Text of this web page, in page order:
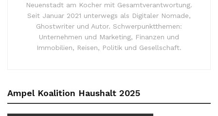
Neuenstadt am Kocher mit Gesamtverantwortung.
Seit Januar 2021 unterwegs als Digitaler Nomade,
Ghostwriter und Autor. Schwerpunktthemen:
Unternehmen und Marketing, Finanzen und
Immobilien, Reisen, Politik und Gesellschaft.
Ampel Koalition Haushalt 2025